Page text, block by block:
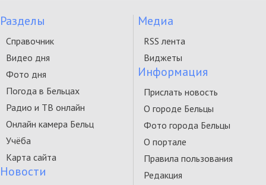
Разделы
Справочник
Видео дня
Фото дня
Погода в Бельцах
Радио и ТВ онлайн
Онлайн камера Бельц
Учёба
Карта сайта
Новости
Медиа
RSS лента
Виджеты
Информация
Прислать новость
О городе Бельцы
Фото города Бельцы
О портале
Правила пользования
Редакция